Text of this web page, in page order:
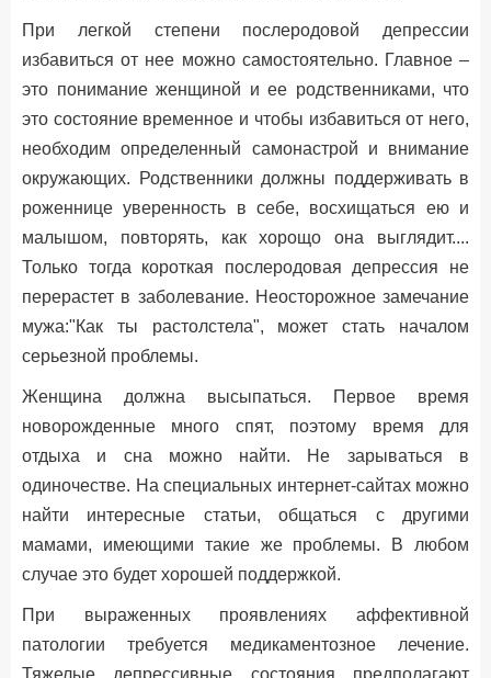
При легкой степени послеродовой депрессии
избавиться от нее можно самостоятельно. Главное –
это понимание женщиной и ее родственниками, что
это состояние временное и чтобы избавиться от него,
необходим определенный самонастрой и внимание
окружающих. Родственники должны поддерживать в
роженнице уверенность в себе, восхищаться ею и
малышом, повторять, как хорощо она выглядит....
Только тогда короткая послеродовая депрессия не
перерастет в заболевание. Неосторожное замечание
мужа:"Как ты растолстела", может стать началом
серьезной проблемы.
Женщина должна высыпаться. Первое время
новорожденные много спят, поэтому время для
отдыха и сна можно найти. Не зарываться в
одиночестве. На специальных интернет-сайтах можно
найти интересные статьи, общаться с другими
мамами, имеющими такие же проблемы. В любом
случае это будет хорошей поддержкой.
При выраженных проявлениях аффективной
патологии требуется медикаментозное лечение.
Тяжелые депрессивные состояния предполагают